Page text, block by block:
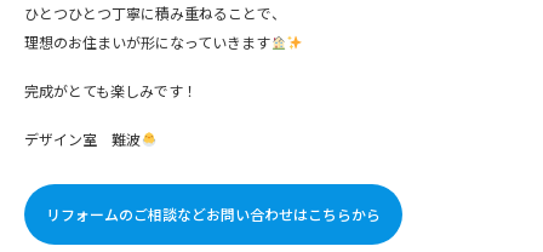
ひとつひとつ丁寧に積み重ねることで、
理想のお住まいが形になっていきます
完成がとても楽しみです！
デザイン室 難波
リフォームのご相談などお問い合わせはこちらから